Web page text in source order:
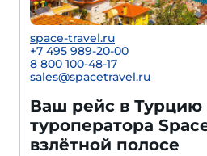
space-travel.ru
+7 495 989-20-00
8 800 100-48-17
sales@spacetravel.ru
Ваш рейс в Турцию
туроператора
взлётной полосе